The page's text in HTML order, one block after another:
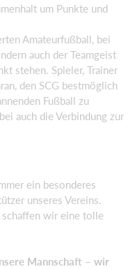
um Punkte und
Amateurfußball, bei
auch der Teamgeist
stehen. Spieler, Trainer
den SCG bestmöglich
Fußball zu
auch die Verbindung zur
ein besonderes
unseres Vereins.
schaffen wir eine tolle
Mannschaft – wir